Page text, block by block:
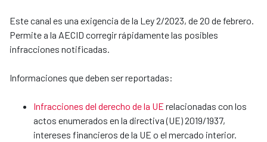
Este canal es una exigencia de la Ley 2/2023, de 20 de febrero.
Permite a la AECID corregir rápidamente las posibles
infracciones notificadas.
Informaciones que deben ser reportadas:
Infracciones del derecho de la UE relacionadas con los
actos enumerados en la directiva (UE) 2019/1937,
intereses financieros de la UE o el mercado interior.